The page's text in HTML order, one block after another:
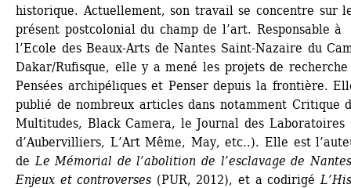
historique. Actuellement, son travail se concentre sur
présent postcolonial du champ de l’art. Responsable à
l’Ecole des Beaux-Arts de Nantes Saint-Nazaire du
Dakar/Rufisque, elle y a mené les projets de recherche
Pensées archipéliques et Penser depuis la frontière.
publié de nombreux articles dans notamment Critique
Multitudes, Black Camera, le Journal des Laboratoires
d’Aubervilliers, L’Art Même, May, etc..). Elle est
de Le Mémorial de l’abolition de l’esclavage de
Enjeux et controverses (PUR, 2012), et a codirigé